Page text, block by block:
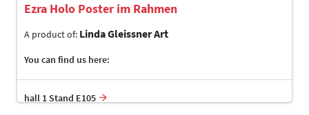
Ezra Holo Poster im Rahmen
A product of: Linda Gleissner Art
You can find us here:
hall 1 Stand E105